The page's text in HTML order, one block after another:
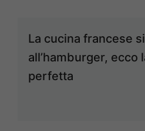
La cucina francese
all’hamburger, ecco
perfetta